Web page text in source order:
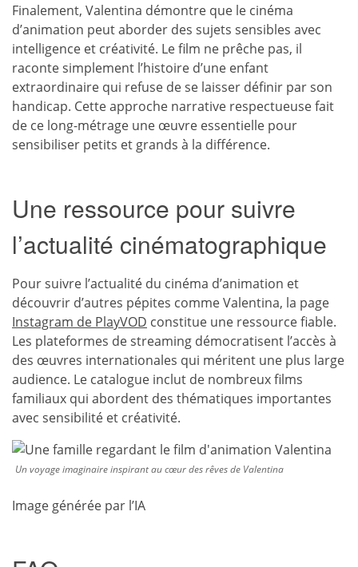
Finalement, Valentina démontre que le cinéma
d’animation peut aborder des sujets sensibles avec
intelligence et créativité. Le film ne prêche pas, il
raconte simplement l’histoire d’une enfant
extraordinaire qui refuse de se laisser définir par son
handicap. Cette approche narrative respectueuse fait
de ce long-métrage une œuvre essentielle pour
sensibiliser petits et grands à la différence.
Une ressource pour suivre
l’actualité cinématographique
Pour suivre l’actualité du cinéma d’animation et
découvrir d’autres pépites comme Valentina, la page
Instagram de PlayVOD constitue une ressource fiable.
Les plateformes de streaming démocratisent l’accès à
des œuvres internationales qui méritent une plus large
audience. Le catalogue inclut de nombreux films
familiaux qui abordent des thématiques importantes
avec sensibilité et créativité.
Un voyage imaginaire inspirant au cœur des rêves de Valentina
Image générée par l’IA